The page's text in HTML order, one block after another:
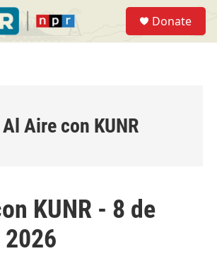
Donate
Al Aire con KUNR
KUNR - 8 de
2026